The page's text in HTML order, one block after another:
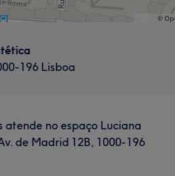
196 Lisboa
atende no espaço Luciana
de Madrid 12B, 1000-196